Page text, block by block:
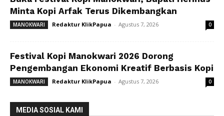
Minta Kopi Arfak Terus Dikembangkan
MANOKWARI Redaktur KlikPapua - Agustus 7, 2026 0
Festival Kopi Manokwari 2026 Dorong
Pengembangan Ekonomi Kreatif Berbasis Kopi
MANOKWARI Redaktur KlikPapua - Agustus 7, 2026 0
MEDIA SOSIAL KAMI